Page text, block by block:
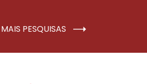
PESQUISAS